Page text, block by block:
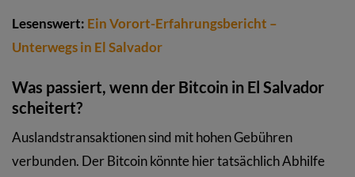
Lesenswert: Ein Vorort-Erfahrungsbericht –
Unterwegs in El Salvador
Was passiert, wenn der Bitcoin in El Salvador
scheitert?
Auslandstransaktionen sind mit hohen Gebühren
verbunden. Der Bitcoin könnte hier tatsächlich Abhilfe